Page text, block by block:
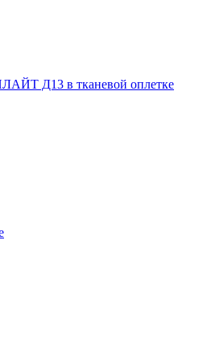
Д13 в тканевой оплетке